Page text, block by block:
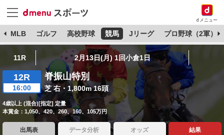
dメニュー
MLB ゴルフ 高校野球 競馬 Jリーグ プロ野球（2軍）
11R 2月13日(月) 1回小倉1日
12R
16:00
脊振山特別
芝 右・1,800m 16頭
4歳以上 (混合)[指定] 定量
本賞金：1,050、420、260、160、105万円
出馬表 データ分析 オッズ 結果